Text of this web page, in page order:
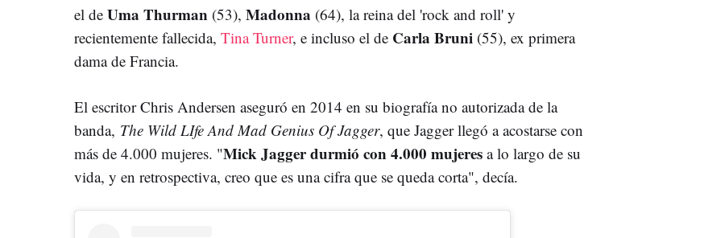
el de Uma Thurman (53), Madonna (64), la reina del 'rock and roll' y
recientemente fallecida, Tina Turner, e incluso el de Carla Bruni (55), ex primera
dama de Francia.
El escritor Chris Andersen aseguró en 2014 en su biografía no autorizada de la
banda, The Wild LIfe And Mad Genius Of Jagger, que Jagger llegó a acostarse con
más de 4.000 mujeres. "Mick Jagger durmió con 4.000 mujeres a lo largo de su
vida, y en retrospectiva, creo que es una cifra que se queda corta", decía.